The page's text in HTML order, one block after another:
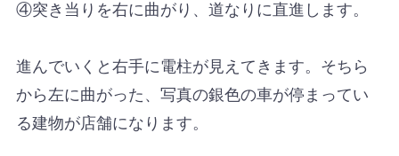
④突き当りを右に曲がり、道なりに直進します。
進んでいくと右手に電柱が見えてきます。そちら
から左に曲がった、写真の銀色の車が停まってい
る建物が店舗になります。